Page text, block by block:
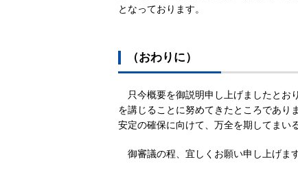
となっております。
（おわりに）
只今概要を御説明申し上げましたとお
を講じることに努めてきたところであり
安定の確保に向けて、万全を期してまい
御審議の程、宜しくお願い申し上げます